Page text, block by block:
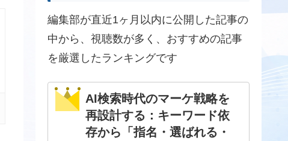
編集部が直近1ヶ月以内に公開した記事の
中から、視聴数が多く、おすすめの記事
を厳選したランキングです
AI検索時代のマーケ戦略を
再設計する：キーワード依
存から「指名・選ばれる・